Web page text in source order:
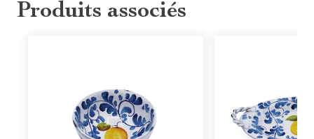
Produits associés